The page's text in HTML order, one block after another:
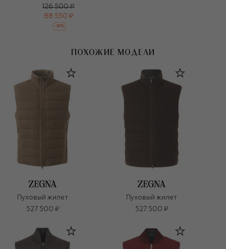
126 500 ₽
88 550 ₽
-30%
ПОХОЖИЕ МОДЕЛИ
Пуховый жилет
527 500 ₽
Пуховый жилет
527 500 ₽